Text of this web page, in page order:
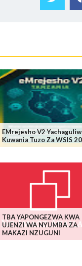
EMrejesho V2
Kuwania Tuzo Za WSIS
TBA YAPONGEZWA KWA
UJENZI WA NYUMBA ZA
MAKAZI NZUGUNI